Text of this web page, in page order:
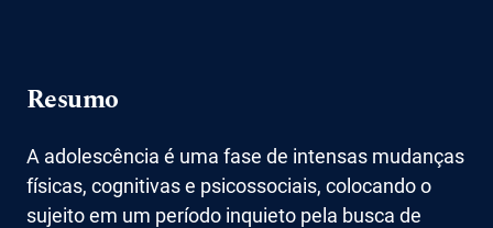
Resumo
A adolescência é uma fase de intensas mudanças
físicas, cognitivas e psicossociais, colocando o
sujeito em um período inquieto pela busca de